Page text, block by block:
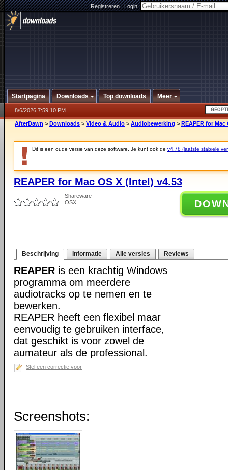
Registreren|Login:
Startpagina Downloads Top downloads Meer
8/6/2026 7:59:10 PM
AfterDawn > Downloads > Video & Audio > Audiobewerking > REAPER for Mac
Dit is een oude versie van deze software. Je kunt ook de v4.78 (laatste stabiele
REAPER for Mac OS X (Intel) v4.53
Shareware
OSX
Beschrijving Informatie Alle versies Reviews
REAPER is een krachtig Windows
programma om meerdere
audiotracks op te nemen en te
bewerken.
REAPER heeft een flexibel maar
eenvoudig te gebruiken interface,
dat geschikt is voor zowel de
aumateur als de professional.
Stel een correctie voor
Screenshots: